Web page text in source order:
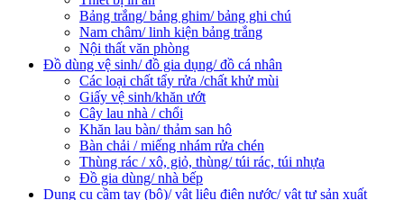
Bảng trắng/ bảng ghim/ bảng ghi chú
Nam châm/ linh kiện bảng trắng
Nội thất văn phòng
Đồ dùng vệ sinh/ đồ gia dụng/ đồ cá nhân
Các loại chất tẩy rửa /chất khử mùi
Giấy vệ sinh/khăn ướt
Cây lau nhà / chổi
Khăn lau bàn/ thảm san hô
Bàn chải / miếng nhám rửa chén
Thùng rác / xô, giỏ, thùng/ túi rác, túi nhựa
Đồ gia dùng/ nhà bếp
Dụng cụ cầm tay (bộ)/ vật liệu điện nước/ vật tư sản xuất